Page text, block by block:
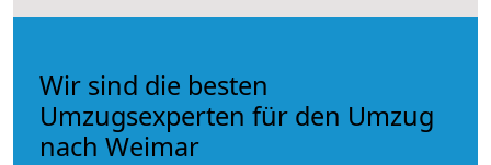
Wir sind die besten
Umzugsexperten für den Umzug
nach Weimar